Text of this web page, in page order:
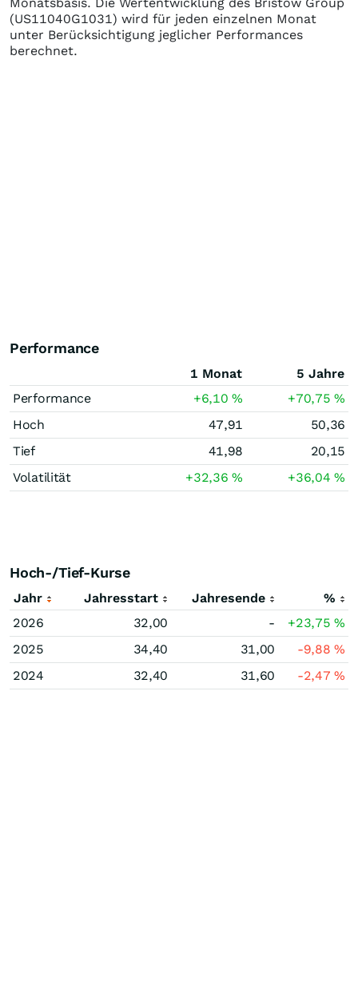
(US11040G1031) wird für jeden einzelnen Monat
unter Berücksichtigung jeglicher Performances
berechnet.
Performance
1 Monat
5 Jahre
Performance
+6,10% +70,75%
Hoch
47,91
50,36
Tief
41,98
20,15
Volatilität
+32,36% +36,04%
Hoch-/Tief-Kurse
Jahr Jahresstart Jahresende
%
2026
32,00 - +23,75%
2025
34,40 31,00 -9,88%
2024
32,40 31,60 -2,47%